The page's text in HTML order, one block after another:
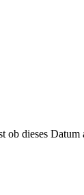
ob dieses